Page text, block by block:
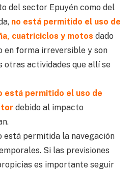
del sector Epuyén como del
no está permitido el uso de
cuatriciclos y motos dado
en forma irreversible y son
otras actividades que allí se
está permitido el uso de
debido al impacto
está permitida la navegación
Si las previsiones
es importante seguir